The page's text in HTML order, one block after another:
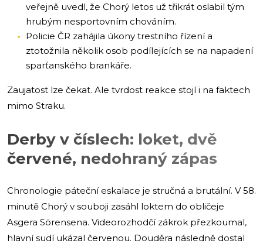
veřejně uvedl, že Chorý letos už třikrát oslabil tým
hrubým nesportovním chováním.
Policie ČR zahájila úkony trestního řízení a
ztotožnila několik osob podílejících se na napadení
sparťanského brankáře.
Zaujatost lze čekat. Ale tvrdost reakce stojí i na faktech
mimo Straku.
Derby v číslech: loket, dvě
červené, nedohraný zápas
Chronologie páteční eskalace je stručná a brutální. V 58.
minutě Chorý v souboji zasáhl loktem do obličeje
Asgera Sörensena. Videorozhodčí zákrok přezkoumal,
hlavní sudí ukázal červenou. Douděra následně dostal